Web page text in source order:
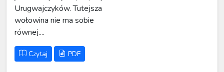
Urugwajczyków. Tutejsza
wołowina nie ma sobie
równej....
Czytaj PDF